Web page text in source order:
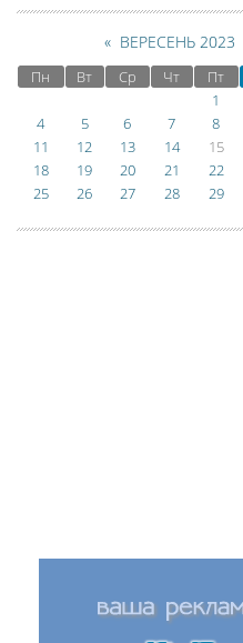
« ВЕРЕСЕНЬ 2023
Пн Вт Ср Чт Пт
1
4
5 6 7 8
11
12 13 14 15
18
19 20 21 22
25
26 27 28 29